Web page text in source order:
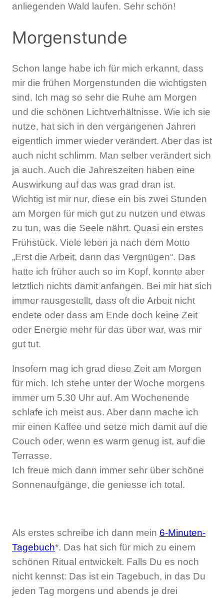
anliegenden Wald laufen. Sehr schön!
Morgenstunde
Schon lange habe ich für mich erkannt, dass
mir die frühen Morgenstunden die wichtigsten
sind. Ich mag so sehr die Ruhe am Morgen
und die schönen Lichtverhältnisse. Wie ich sie
nutze, hat sich in den vergangenen Jahren
eigentlich immer wieder verändert. Aber das ist
auch nicht schlimm. Man selber verändert sich
ja auch. Auch die Jahreszeiten haben eine
Auswirkung auf das was grad dran ist.
Wichtig ist mir nur, diese ein bis zwei Stunden
am Morgen für mich gut zu nutzen und etwas
zu tun, was die Seele nährt. Quasi ein erstes
Frühstück. Viele leben ja nach dem Motto
„Erst die Arbeit, dann das Vergnügen“. Das
hatte ich früher auch so im Kopf, konnte aber
letztlich nichts damit anfangen. Bei mir hat sich
immer rausgestellt, dass oft die Arbeit nicht
endete oder dass am Ende doch keine Zeit
oder Energie mehr für das über war, was mir
gut tut.
Insofern mag ich grad diese Zeit am Morgen
für mich. Ich stehe unter der Woche morgens
immer um 5.30 Uhr auf. Am Wochenende
schlafe ich meist aus. Aber dann mache ich
mir einen Kaffee und setze mich damit auf die
Couch oder, wenn es warm genug ist, auf die
Terrasse.
Ich freue mich dann immer sehr über schöne
Sonnenaufgänge, die geniesse ich total.
Als erstes schreibe ich dann mein 6-Minuten-
Tagebuch*. Das hat sich für mich zu einem
schönen Ritual entwickelt. Falls Du es noch
nicht kennst: Das ist ein Tagebuch, in das Du
jeden Tag morgens und abends je drei